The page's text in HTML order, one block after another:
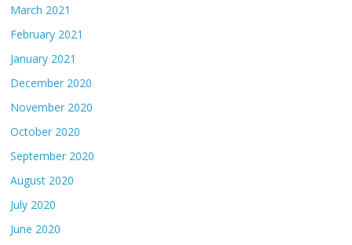
March 2021
February 2021
January 2021
December 2020
November 2020
October 2020
September 2020
August 2020
July 2020
June 2020